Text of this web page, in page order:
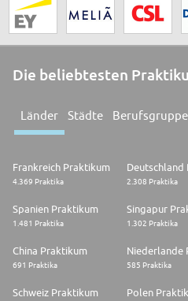
Die beliebtesten
Länder Städte Berufsgruppe
Frankreich Praktikum
4.369 Praktika 2.308 Praktika
Spanien Praktikum
1.481 Praktika
Singapur
1.302 Praktika
China Praktikum
691 Praktika 585 Praktika
Schweiz Praktikum Polen